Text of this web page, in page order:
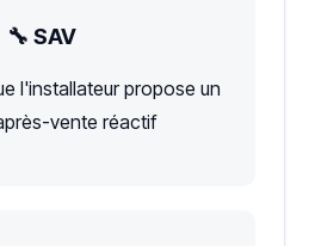
🔧 SAV
l'installateur propose un
vente réactif